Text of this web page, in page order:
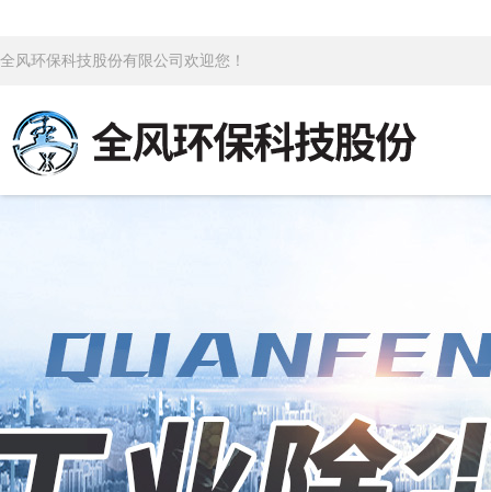
全风环保科技股份有限公司欢迎您！